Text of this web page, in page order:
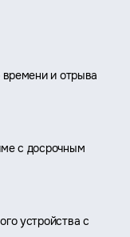
времени и отрыва
с досрочным
устройства с